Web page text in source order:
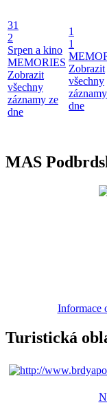
31
2
Srpen a kino
MEMORIES
Zobrazit
všechny
záznamy ze
dne
1
1
Zobrazit
všechny
dne
MAS
Informace
Turistická